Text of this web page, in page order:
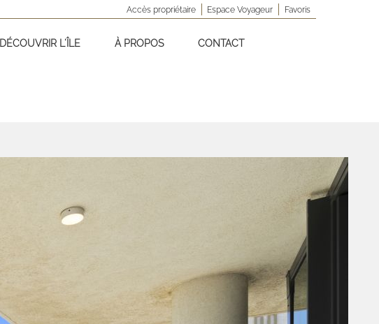
Favoris
Espace Voyageur
Accès propriétaire
DÉCOUVRIR L'ÎLE À PROPOS CONTACT